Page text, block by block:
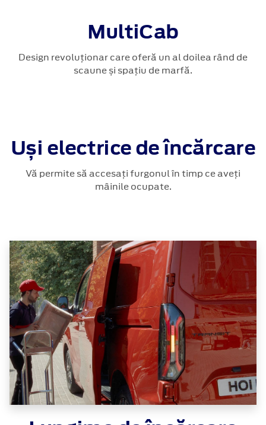
MultiCab
Design revoluționar care oferă un al doilea rând de
scaune și spațiu de marfă.
Uși electrice de încărcare
Vă permite să accesați furgonul în timp ce aveți
mâinile ocupate.